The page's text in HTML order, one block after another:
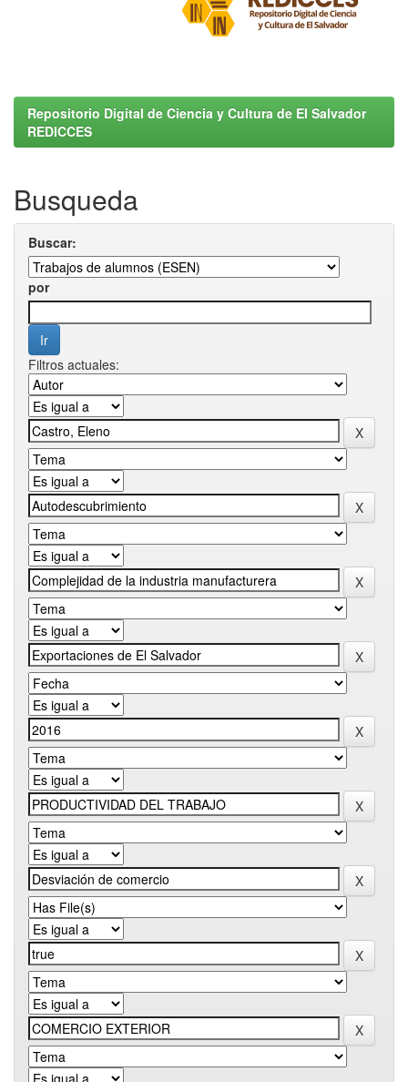
Repositorio Digital de Ciencia y Cultura de El Salvador
REDICCES
Busqueda
Buscar:
por
Filtros actuales: